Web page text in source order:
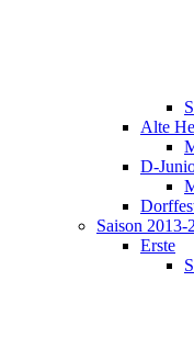
Alte
D-
Saison 2013-
Erste